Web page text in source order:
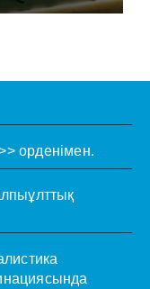
орденімен.